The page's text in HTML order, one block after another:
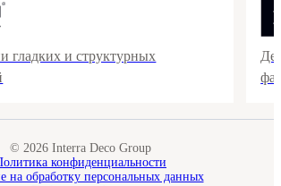
гладких и структурных
© 2026 Interra Deco Group
конфиденциальности
на обработку персональных данных